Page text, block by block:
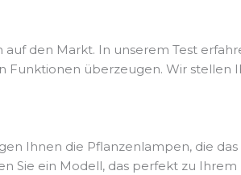
den Markt. In unserem Test
überzeugen. Wir stellen
Ihnen die Pflanzenlampen, die
Sie ein Modell, das perfekt zu Ihrem